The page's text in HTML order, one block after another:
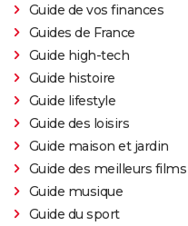
Mad Max Fury Road :
annonce, streaming,
John Wick 4 : casting,
Black Panther 2 : de
Boseman ?
Furiosa : que vaut le
Road" ? Notre critique
The Batman : intrigue,
Guide de vos finances
Guides de France
Guide high-tech
Guide histoire
Guide lifestyle
Guide des loisirs
Guide maison et jardin
Guide des meilleurs films
Guide musique
Guide du sport